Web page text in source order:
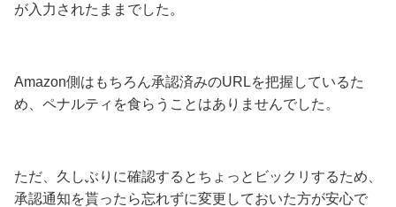
が入力されたままでした。
Amazon側はもちろん承認済みのURLを把握しているた
め、ペナルティを食らうことはありませんでした。
ただ、久しぶりに確認するとちょっとビックリするため、
承認通知を貰ったら忘れずに変更しておいた方が安心で